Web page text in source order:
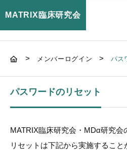
MATRIX臨床研究会
> メンバーログイン > パス
パスワードのリセット
MATRIX臨床研究会・MDα研究会
リセットは下記から実施するこ